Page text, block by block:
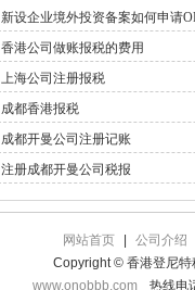
新设企业境外投资备案如何申请
香港公司做账报税的费用
上海公司注册报税
成都香港报税
成都开曼公司注册记账
注册成都开曼公司税报
网站首页
公司介绍
Copyright © 香港登尼特
www.onobbb.com
热线电